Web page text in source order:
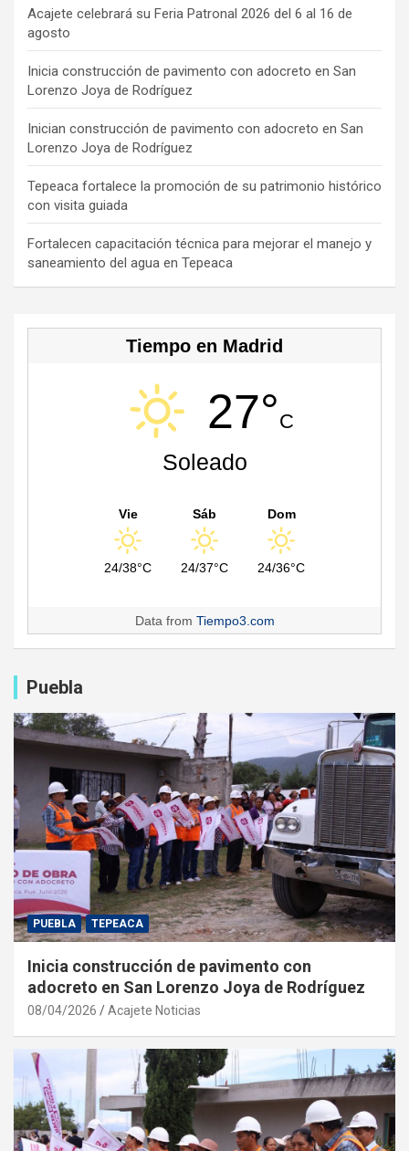
b
o
o
k
a
d
s
gr
a
m
o
k
T
u
b
e
C
h
a
n
n
el
Acajete celebrará su Feria Patronal 2026 del 6 al 16 de
agosto
Inicia construcción de pavimento con adocreto en San
Lorenzo Joya de Rodríguez
Inician construcción de pavimento con adocreto en San
Lorenzo Joya de Rodríguez
Tepeaca fortalece la promoción de su patrimonio histórico
con visita guiada
Fortalecen capacitación técnica para mejorar el manejo y
saneamiento del agua en Tepeaca
Tiempo en Madrid
27°C
Soleado
Vie
24/38°C
Sáb
24/37°C
Dom
24/36°C
Data from Tiempo3.com
Puebla
PUEBLA TEPEACA
Inicia construcción de pavimento con
adocreto en San Lorenzo Joya de Rodríguez
08/04/2026 Acajete Noticias